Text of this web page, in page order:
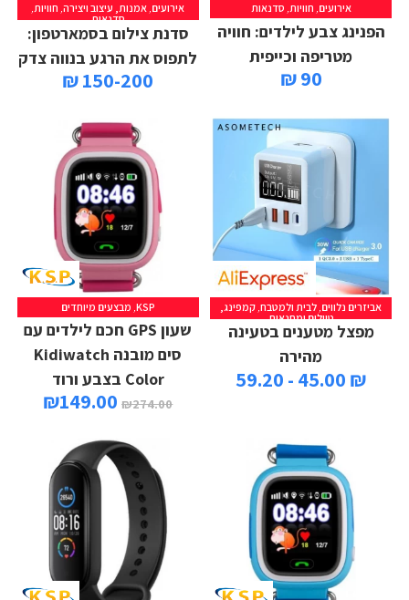
אירועים, חוויות, סדנאות
הפנינג צבע לילדים: חוויה
מטריפה וכייפית
90 ₪
אירועים, אמנות, עיצוב ויצירה, חוויות,
סדנאות
סדנת צילום בסמארטפון:
לתפוס את הרגע בנווה צדק
150-200 ₪
אביזרים נלווים לבית ולמטבח, קמפינג,
טיולים ומחנאות
מפצל מטענים בטעינה
מהירה
₪ 45.00 - 59.20
KSP מבצעים מיוחדים
שעון GPS חכם לילדים עם
סים מובנה Kidiwatch
Color בצבע ורוד
₪274.00
₪149.00